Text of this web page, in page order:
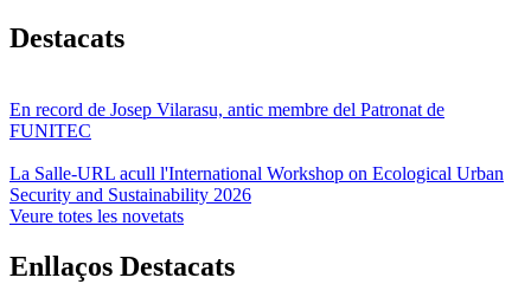
Destacats
En record de Josep Vilarasu, antic membre del Patronat de
FUNITEC
La Salle-URL acull l'International Workshop on Ecological Urban
Security and Sustainability 2026
Veure totes les novetats
Enllaços Destacats